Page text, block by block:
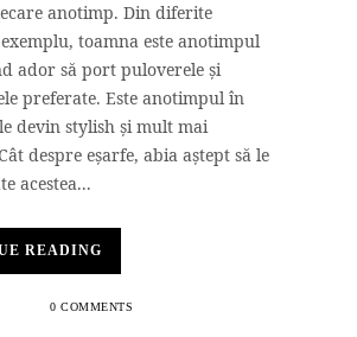
anotimp. Din diferite
toamna este anotimpul
ador să port puloverele și
preferate. Este anotimpul în
devin stylish și mult mai
despre eșarfe, abia aștept să le
acestea...
READING
0 COMMENTS